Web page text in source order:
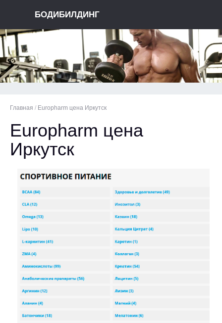
БОДИБИЛДИНГ
Главная / Europharm цена Иркутск
Europharm цена
Иркутск